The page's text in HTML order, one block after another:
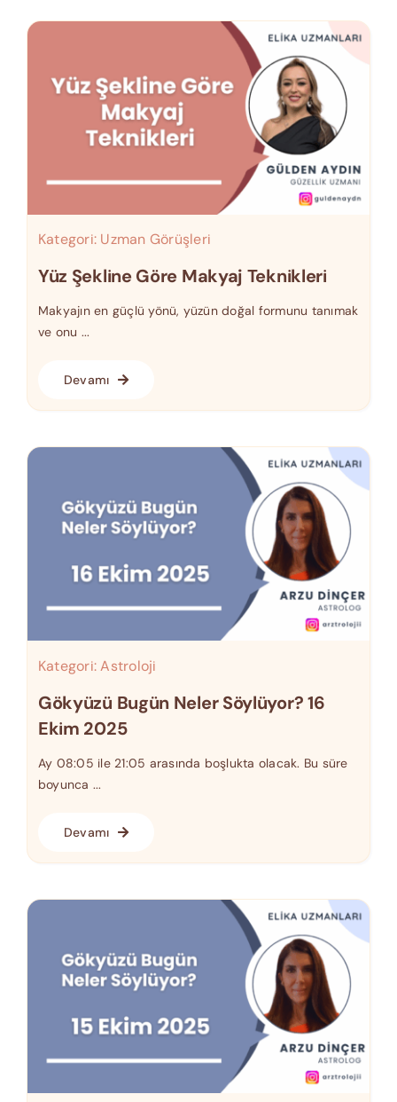
Kategori: Uzman Görüşleri
Yüz Şekline Göre Makyaj Teknikleri
Makyajın en güçlü yönü, yüzün doğal formunu tanımak
ve onu ...
Devamı
Kategori:Astroloji
Gökyüzü Bugün Neler Söylüyor? 16
Ekim 2025
Ay 08:05 ile 21:05 arasında boşlukta olacak. Bu süre
boyunca ...
Devamı